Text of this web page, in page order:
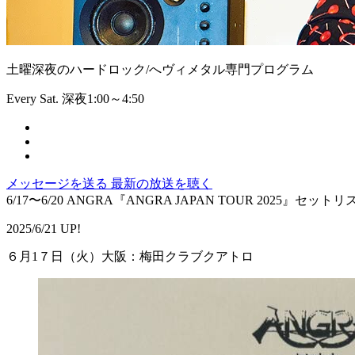
土曜深夜のハードロック/へヴィメタル専門プログラム
Every Sat. 深夜1:00～4:50
メッセージを送る 最新の放送を聴く
6/17〜6/20 ANGRA『ANGRA JAPAN TOUR 2025』セットリ
2025/6/21 UP!
６月1７日（火）大阪：梅田クラブクアトロ